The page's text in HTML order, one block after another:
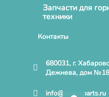
Запчасти для
техники
Контакты
680031, г.
Дежнева, дом
info@novusparts.ru